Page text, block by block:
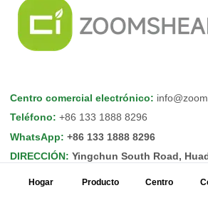
Centro comercial electrónico:
Teléfono: +86 133 1888 8296
WhatsApp: +86 133 1888 8296
DIRECCIÓN: Yingchun South Road,
Hogar Producto Centro